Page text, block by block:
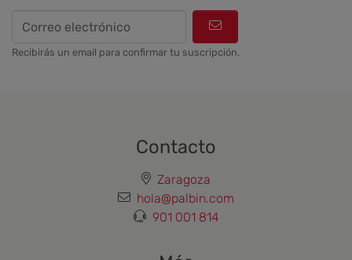
Recibirás un email para confirmar tu suscripción.
Contacto
Zaragoza
hola@palbin.com
901 001 814